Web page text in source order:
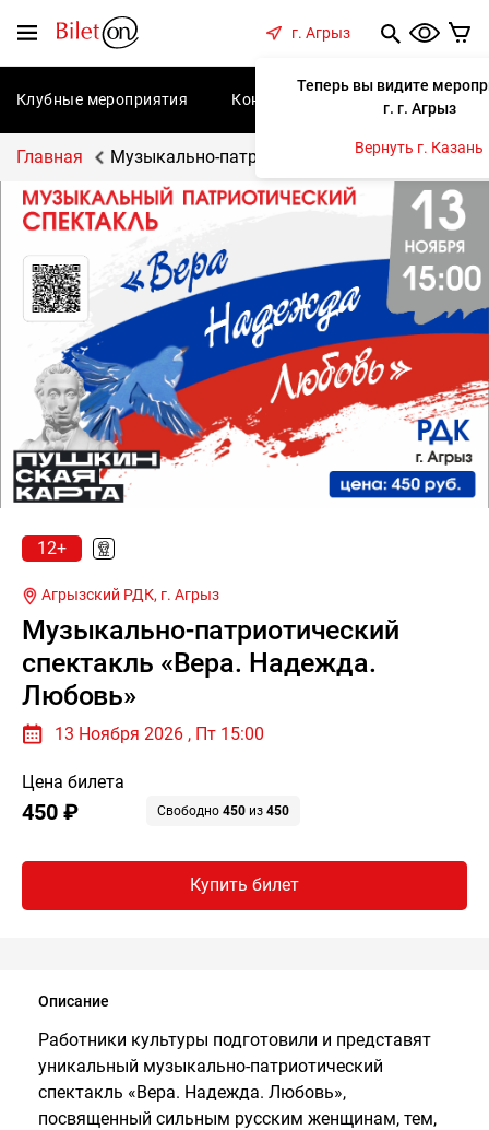
Меню
г. Агрыз
Теперь вы видите
г. г. Агрыз
Вернуть г. Казань
Клубные мероприятия Концерты Спектакли
Главная Музыкально-патриотический спектакль
12+
Агрызский РДК, г. Агрыз
Музыкально-патриотический
спектакль «Вера. Надежда.
Любовь»
13 Ноября 2026 , Пт 15:00
Цена билета
450 ₽ Свободно 450 из 450
Купить билет
Описание
Работники культуры подготовили и представят
уникальный музыкально-патриотический
спектакль «Вера. Надежда. Любовь»,
посвященный сильным русским женщинам, тем,